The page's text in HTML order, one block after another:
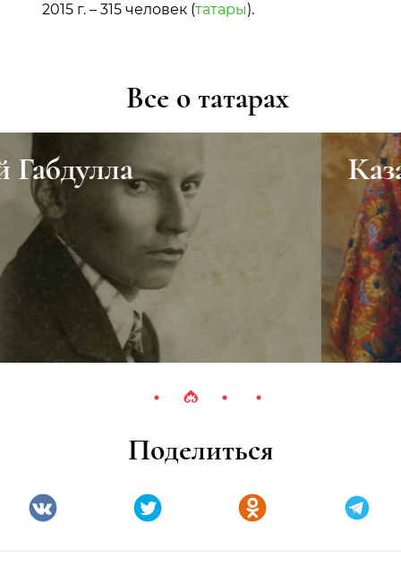
2015 г. – 315 человек (татары).
Все о татарах
Казанские татары
Поделиться